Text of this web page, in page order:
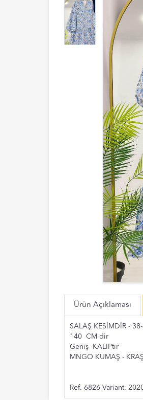
Ürün Açıklaması
SALAŞ KESİMDİR -
140 CM dir
Geniş KALIPtır
MNGO KUMAŞ -
Ref. 6826 Variant.